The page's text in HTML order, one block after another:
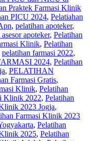
Praktek Farmasi Klinik
PICU 2024, Pelatiahan
, pelatihan apoteker,
apoteker, Pelatihan
Klinik, Pelatihan
pelatihan farmasi 2022,
2024, Pelatihan
, PELATIHAN
Farmasi Gratis,
Klinik, Pelatihan
Klinik 2022, Pelatihan
2023 Jogja,
Farmasi Klinik 2023
, Pelatihan
2025, Pelatihan